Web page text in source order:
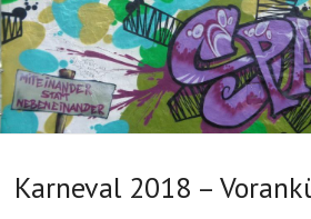
Karneval 2018 –